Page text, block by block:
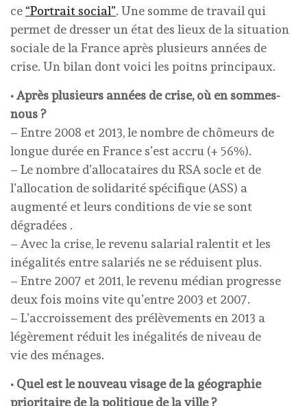
ce “Portrait social”. Une somme de travail qui
permet de dresser un état des lieux de la situation
sociale de la France après plusieurs années de
crise. Un bilan dont voici les poitns principaux.
• Après plusieurs années de crise, où en sommes-
nous ?
– Entre 2008 et 2013, le nombre de chômeurs de
longue durée en France s’est accru (+ 56%).
– Le nombre d’allocataires du RSA socle et de
l’allocation de solidarité spécifique (ASS) a
augmenté et leurs conditions de vie se sont
dégradées .
– Avec la crise, le revenu salarial ralentit et les
inégalités entre salariés ne se réduisent plus.
– Entre 2007 et 2011, le revenu médian progresse
deux fois moins vite qu’entre 2003 et 2007.
– L’accroissement des prélèvements en 2013 a
légèrement réduit les inégalités de niveau de
vie des ménages.
• Quel est le nouveau visage de la géographie
prioritaire de la politique de la ville ?